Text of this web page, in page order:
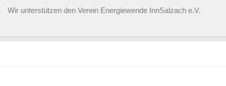
Wir unterstützen den Verein Energiewende InnSalzach e.V.